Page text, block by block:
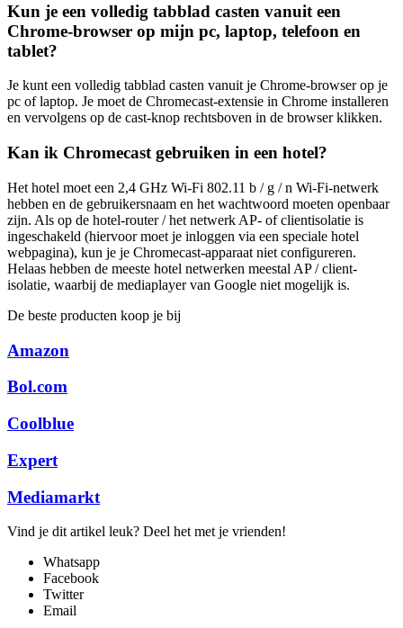
Kun je een volledig tabblad casten vanuit een
Chrome-browser op mijn pc, laptop, telefoon en
tablet?
Je kunt een volledig tabblad casten vanuit je Chrome-browser op je
pc of laptop. Je moet de Chromecast-extensie in Chrome installeren
en vervolgens op de cast-knop rechtsboven in de browser klikken.
Kan ik Chromecast gebruiken in een hotel?
Het hotel moet een 2,4 GHz Wi-Fi 802.11 b / g / n Wi-Fi-netwerk
hebben en de gebruikersnaam en het wachtwoord moeten openbaar
zijn. Als op de hotel-router / het netwerk AP- of clientisolatie is
ingeschakeld (hiervoor moet je inloggen via een speciale hotel
webpagina), kun je je Chromecast-apparaat niet configureren.
Helaas hebben de meeste hotel netwerken meestal AP / client-
isolatie, waarbij de mediaplayer van Google niet mogelijk is.
De beste producten koop je bij
Amazon
Bol.com
Coolblue
Expert
Mediamarkt
Vind je dit artikel leuk? Deel het met je vrienden!
Whatsapp
Facebook
Twitter
Email